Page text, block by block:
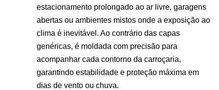
estacionamento prolongado ao ar livre, garagens
abertas ou ambientes mistos onde a exposição ao
clima é inevitável. Ao contrário das capas
genéricas, é moldada com precisão para
acompanhar cada contorno da carroçaria,
garantindo estabilidade e proteção máxima em
dias de vento ou chuva.